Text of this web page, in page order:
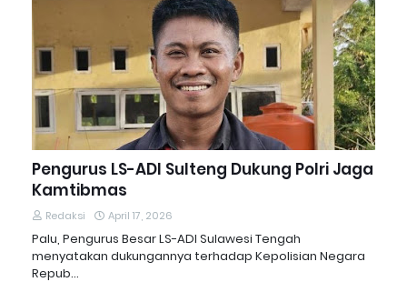
Pengurus LS-ADI Sulteng Dukung Polri Jaga
Kamtibmas
Redaksi April 17, 2026
Palu, Pengurus Besar LS-ADI Sulawesi Tengah
menyatakan dukungannya terhadap Kepolisian Negara
Repub…